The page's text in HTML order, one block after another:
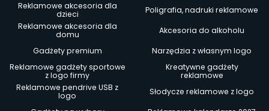
Reklamowe akcesoria dla
dzieci
Poligrafia, nadruki reklamowe
Reklamowe akcesoria dla
domu
Akcesoria do alkoholu
Gadżety premium
Narzędzia z własnym logo
Reklamowe gadżety sportowe
z logo firmy
Kreatywne gadżety
reklamowe
Reklamowe pendrive USB z
logo
Słodycze reklamowe z logo